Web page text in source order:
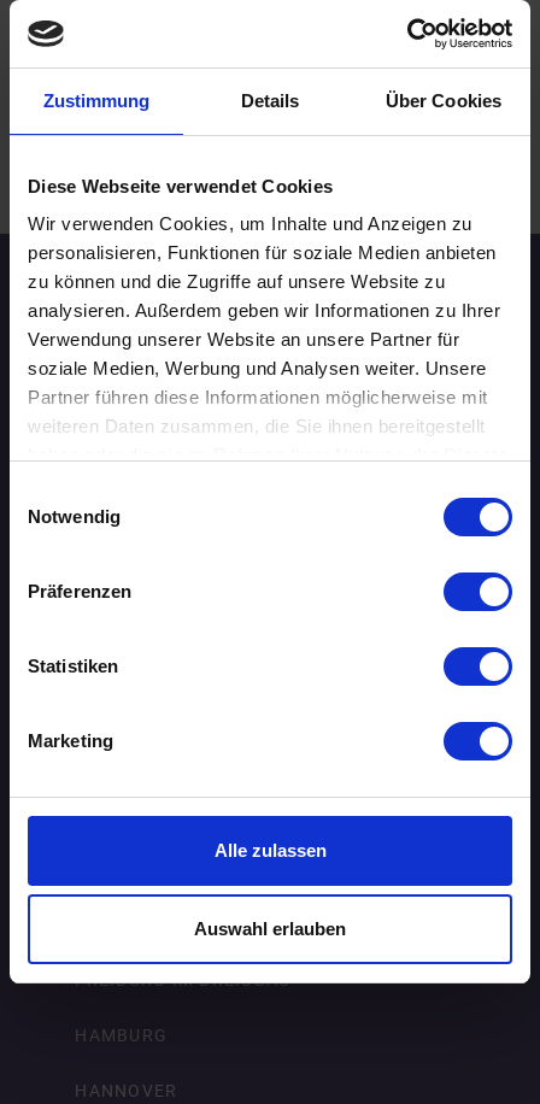
Zustimmung Details Über Cookies
Diese Webseite verwendet Cookies
Wir verwenden Cookies, um Inhalte und Anzeigen zu
personalisieren, Funktionen für soziale Medien anbieten
zu können und die Zugriffe auf unsere Website zu
analysieren. Außerdem geben wir Informationen zu Ihrer
Verwendung unserer Website an unsere Partner für
soziale Medien, Werbung und Analysen weiter. Unsere
Partner führen diese Informationen möglicherweise mit
weiteren Daten zusammen, die Sie ihnen bereitgestellt
Notwendig
Präferenzen
Statistiken
Marketing
Alle zulassen
Auswahl erlauben
WEITERE EVENTS IN SAARBRÜCKEN
Speed-Dating Events
ÜBERSICHT
AACHEN
BIELEFELD
DORTMUND
DRESDEN
FRANKFURT AM MAIN
FREIBURG IM BREISGAU
HAMBURG
HANNOVER